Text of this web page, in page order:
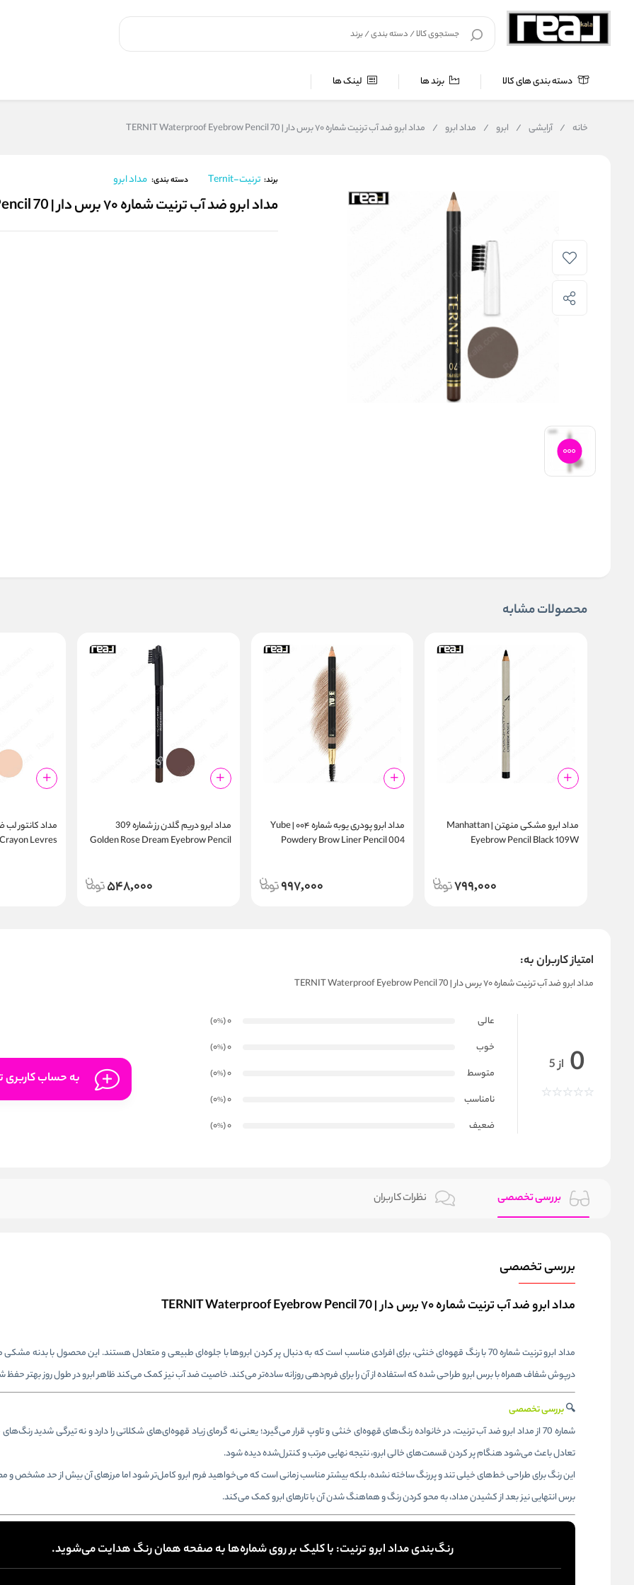
دسته بندی های کالا برند ها لینک ها
خانه / آرایشی / ابرو / مداد ابرو / مداد ابرو ضد آب ترنیت شماره ۷۰ برس دار | TERNIT Waterproof Eyebrow Pencil 70
برند: ترنیت-Ternit دسته بندی: مداد ابرو
مداد ابرو ضد آب ترنیت شماره ۷۰ برس دار | TERNIT Waterproof Eyebrow Pencil 70
محصولات مشابه
مداد ابرو مشکی منهتن | Manhattan
Eyebrow Pencil Black 109W
799,000
مداد ابرو پودری یوبه شماره ۰۰۴ | Yube
Powdery Brow Liner Pencil 004
997,000
مداد ابرو دریم گلدن رز شماره 309
Golden Rose Dream Eyebrow Pencil
548,000
Levres
امتیاز کاربران به:
مداد ابرو ضد آب ترنیت شماره ۷۰ برس دار | TERNIT Waterproof Eyebrow Pencil 70
0 از 5
عالی 0
(0
%
)
خوب
0
(0
%
)
متوسط
0
(0
%
)
نامناسب
0
(0
%
)
ضعیف
0
(0
%
)
به حساب کاربری
بررسی تخصصی نظرات کاربران
بررسی تخصصی
مداد ابرو ضد آب ترنیت شماره ۷۰ برس دار | TERNIT Waterproof Eyebrow Pencil 70
مداد ابرو ترنیت شماره 70 با رنگ قهوه‌ای خنثی، برای افرادی مناسب است که به دنبال پر کردن ابروها با جلوه‌ای طبیعی و متعادل هستند. این محصول با بدنه
درپوش شفاف همراه با برس ابرو طراحی شده که استفاده از آن را برای فرم‌دهی روزانه ساده‌تر می‌کند. خاصیت ضد آب نیز کمک می‌کند ظاهر ابرو در طول روز بهتر حفظ
🔍بررسی تخصصی
شماره 70 از مداد ابرو ضد آب ترنیت، در خانواده رنگ‌های قهوه‌ای خنثی و تاوپ قرار می‌گیرد؛ یعنی نه گرمای زیاد قهوه‌ای‌های شکلاتی را دارد و نه تیرگی شدید
تعادل باعث می‌شود هنگام پر کردن قسمت‌های خالی ابرو، نتیجه نهایی مرتب و کنترل‌شده دیده شود.
این رنگ برای طراحی خط‌های خیلی تند و پررنگ ساخته نشده، بلکه بیشتر مناسب زمانی است که می‌خواهید فرم ابرو کامل‌تر شود اما مرزهای آن بیش از حد مشخص و
برس انتهایی نیز بعد از کشیدن مداد، به محو کردن رنگ و هماهنگ شدن آن با تارهای ابرو کمک می‌کند.
رنگ‌بندی مداد ابرو ترنیت: با کلیک بر روی شماره‌ها به صفحه همان رنگ هدایت می‌شوید.